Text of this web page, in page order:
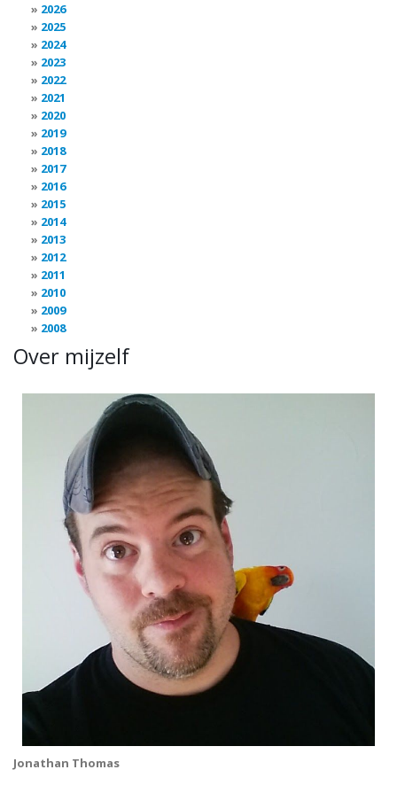
2026
2025
2024
2023
2022
2021
2020
2019
2018
2017
2016
2015
2014
2013
2012
2011
2010
2009
2008
Over mijzelf
Jonathan Thomas